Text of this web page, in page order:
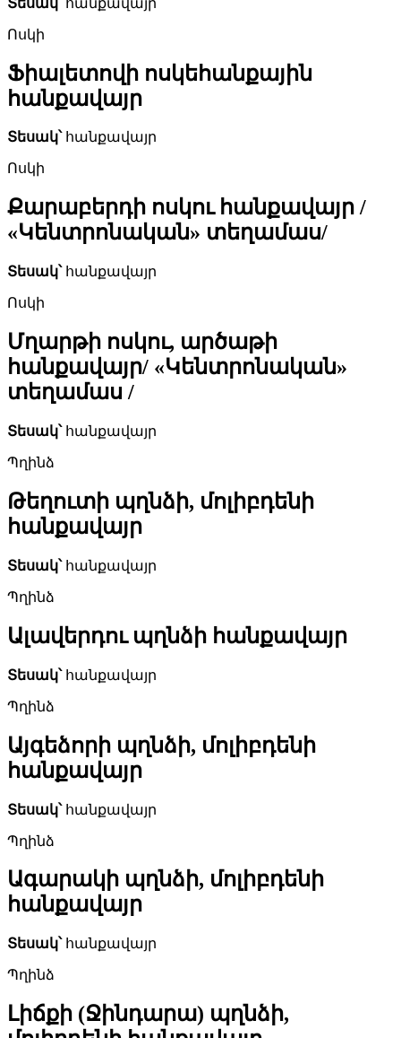
Ոսկի
Ֆիալետովի ոսկեհանքային
հանքավայր
Տեսակ՝հանքավայր
Ոսկի
Քարաբերդի ոսկու հանքավայր /
«Կենտրոնական» տեղամաս/
Տեսակ՝հանքավայր
Ոսկի
Մղարթի ոսկու, արծաթի
հանքավայր/ «Կենտրոնական»
տեղամաս /
Տեսակ՝հանքավայր
Պղինձ
Թեղուտի պղնձի, մոլիբդենի
հանքավայր
Տեսակ՝հանքավայր
Պղինձ
Ալավերդու պղնձի հանքավայր
Տեսակ՝հանքավայր
Պղինձ
Այգեձորի պղնձի, մոլիբդենի
հանքավայր
Տեսակ՝հանքավայր
Պղինձ
Ագարակի պղնձի, մոլիբդենի
հանքավայր
Տեսակ՝հանքավայր
Պղինձ
Լիճքի (Ջինդարա) պղնձի,